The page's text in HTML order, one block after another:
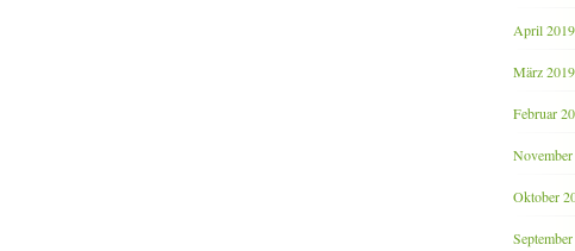
April 2019
März 2019
Februar
Oktober